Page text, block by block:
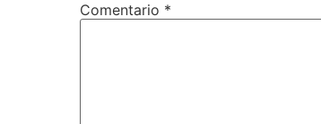
Comentario *